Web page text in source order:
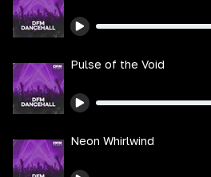
Pulse of the Void
Neon Whirlwind